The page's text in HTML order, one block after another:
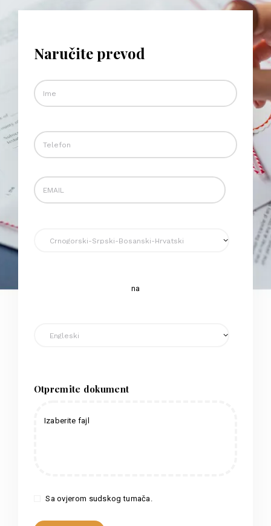
Naručite prevod
na
Otpremite dokument
Izaberite fajl
Sa ovjerom sudskog tumača.